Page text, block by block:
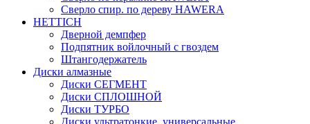
Сверло спир. по дереву HAWERA
HETTICH
Дверной демпфер
Подпятник войлочный с гвоздем
Штангодержатель
Диски алмазные
Диски СЕГМЕНТ
Диски СПЛОШНОЙ
Диски ТУРБО
Диски ультратонкие, универсальные